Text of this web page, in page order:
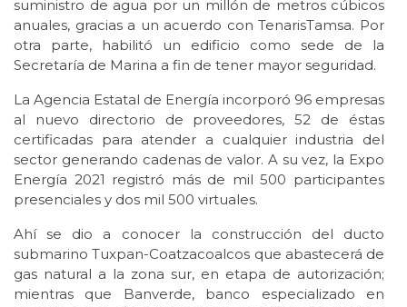
suministro de agua por un millón de metros cúbicos
anuales, gracias a un acuerdo con TenarisTamsa. Por
otra parte, habilitó un edificio como sede de la
Secretaría de Marina a fin de tener mayor seguridad.
La Agencia Estatal de Energía incorporó 96 empresas
al nuevo directorio de proveedores, 52 de éstas
certificadas para atender a cualquier industria del
sector generando cadenas de valor. A su vez, la Expo
Energía 2021 registró más de mil 500 participantes
presenciales y dos mil 500 virtuales.
Ahí se dio a conocer la construcción del ducto
submarino Tuxpan-Coatzacoalcos que abastecerá de
gas natural a la zona sur, en etapa de autorización;
mientras que Banverde, banco especializado en